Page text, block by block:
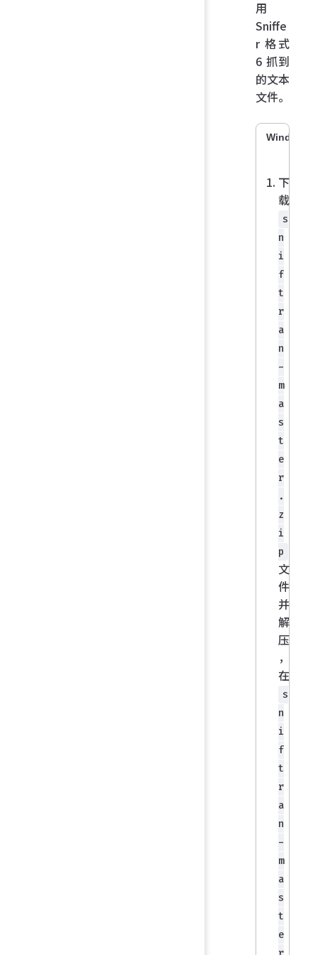
用
Sniffe
r 格式
6 抓到
的文本
文件。
Windows
下
载
s
n
i
f
t
r
a
n
-
m
a
s
t
e
r
.
z
i
p
文
件
并
解
压
，
在
s
n
i
f
t
r
a
n
-
m
a
s
t
e